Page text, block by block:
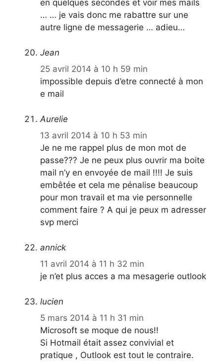
en quelques secondes et voir mes mails
… … je vais donc me rabattre sur une
autre ligne de messagerie … adieu…
Jean
25 avril 2014 à 10 h 59 min
impossible depuis d’etre connecté à mon
e mail
Aurelie
13 avril 2014 à 10 h 53 min
Je ne me rappel plus de mon mot de
passe??? Je ne peux plus ouvrir ma boite
mail n’y en envoyée de mail !!!! Je suis
embêtée et cela me pénalise beaucoup
pour mon travail et ma vie personnelle
comment faire ? A qui je peux m adresser
svp merci
annick
11 avril 2014 à 11 h 32 min
je n’et plus acces a ma mesagerie outlook
lucien
5 mars 2014 à 11 h 31 min
Microsoft se moque de nous!!
Si Hotmail était assez convivial et
pratique , Outlook est tout le contraire.